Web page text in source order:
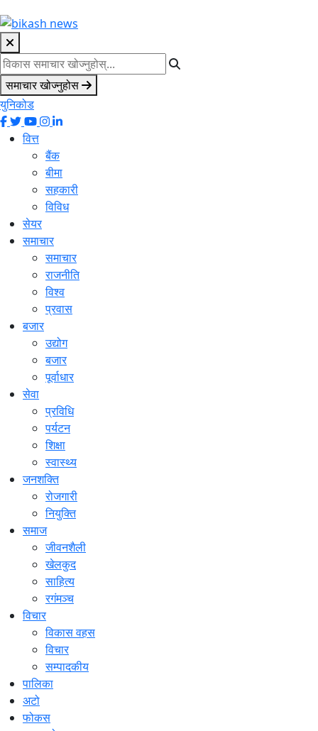
समाचार खोज्नुहोस
युनिकोड
वित्त
बैंक
बीमा
सहकारी
विविध
सेयर
समाचार
समाचार
राजनीति
विश्व
प्रवास
बजार
उद्योग
बजार
पूर्वाधार
सेवा
प्रविधि
पर्यटन
शिक्षा
स्वास्थ्य
जनशक्ति
रोजगारी
नियुक्ति
समाज
जीवनशैली
खेलकुद
साहित्य
रगंमञ्च
विचार
विकास वहस
विचार
सम्पादकीय
पालिका
अटो
फोकस